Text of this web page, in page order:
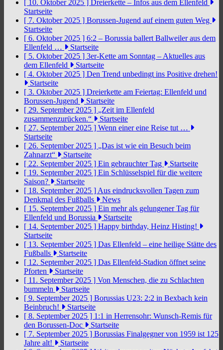
[ 10. Oktober 2025 ] Dreierkette – Infos aus dem Ellenfeld
Startseite
[ 7. Oktober 2025 ] Borussen-Jugend auf einem guten Weg
Startseite
[ 6. Oktober 2025 ] 6:2 – Borussia ballert Ballweiler aus dem
Ellenfeld …
Startseite
[ 5. Oktober 2025 ] 3er-Kette am Sonntag – Aktuelles aus
dem Ellenfeld
Startseite
[ 4. Oktober 2025 ] Den Trend unbedingt ins Positive drehen!
Startseite
[ 3. Oktober 2025 ] Dreierkette am Feiertag: Ellenfeld und
Borussen-Jugend
Startseite
[ 29. September 2025 ] „Zeit im Ellenfeld
zusammenzurücken.“
Startseite
[ 27. September 2025 ] Wenn einer eine Reise tut …
Startseite
[ 26. September 2025 ] „Das ist wie ein Besuch beim
Zahnarzt“
Startseite
[ 22. September 2025 ] Ein gebrauchter Tag
Startseite
[ 19. September 2025 ] Ein Schlüsselspiel für die weitere
Saison?
Startseite
[ 18. September 2025 ] Aus eindrucksvollen Tagen zum
Denkmal des Fußballs
News
[ 15. September 2025 ] Ein mehr als gelungener Tag für
Ellenfeld und Borussia
Startseite
[ 14. September 2025 ] Happy birthday, Heinz Histing!
Startseite
[ 13. September 2025 ] Das Ellenfeld – eine heilige Stätte des
Fußballs
Startseite
[ 12. September 2025 ] Das Ellenfeld-Stadion öffnet seine
Pforten
Startseite
[ 11. September 2025 ] Von Menschen, die zu Schlachten
bummeln
Startseite
[ 9. September 2025 ] Borussias U23: 2:2 in Bexbach kein
Beinbruch!
Startseite
[ 8. September 2025 ] 1:1 in Herrensohr: Wunsch-Remis für
den Borussen-Doc
Startseite
[ 7. September 2025 ] Borussias Finalgegner von 1959 ist 125
Jahre alt!
Startseite